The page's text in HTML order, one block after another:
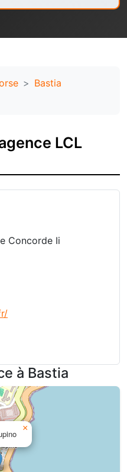
Bastia
LCL
Concorde Ii
à Bastia
×